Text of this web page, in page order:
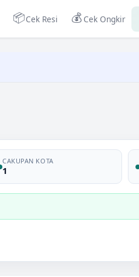
📦Cek Resi 💰 Cek Ongkir
CAKUPAN KOTA
1